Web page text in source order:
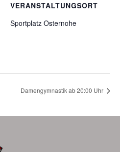
VERANSTALTUNGSORT
Sportplatz Osternohe
Damengymnastik ab 20:00 Uhr